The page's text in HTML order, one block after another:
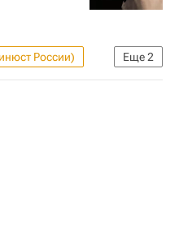
Еще2
России)
Федеральная служба судебных приставов (ФССП России)